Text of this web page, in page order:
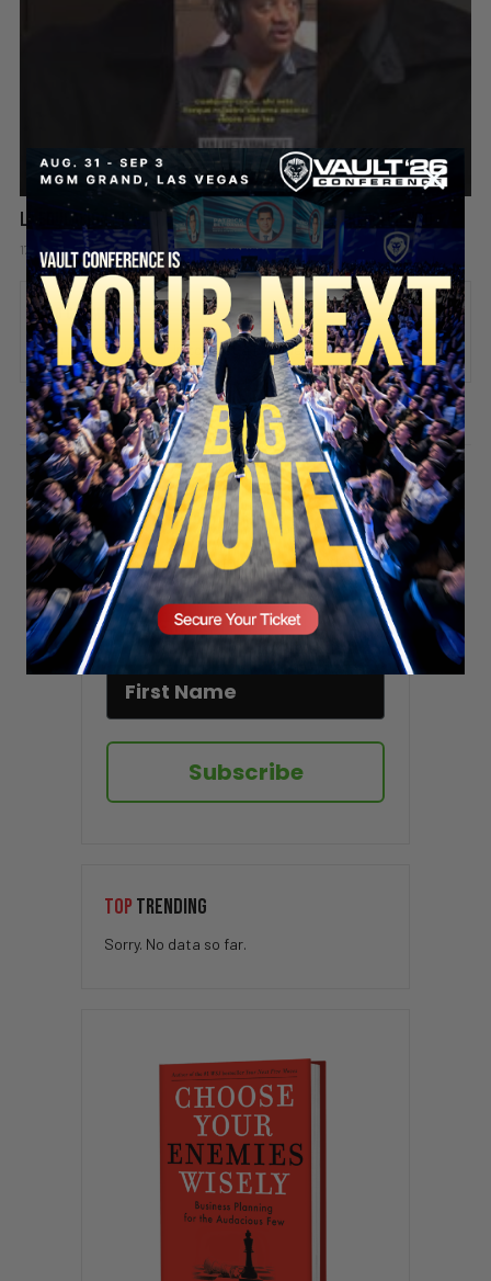
La Educación Tiene Un Problema Que Nadie Está Resolviendo
17 hours ago Add comment Valuetainment Media
ADD COMMENT
You must be logged into post a comment.
Stay updated!
Sign up here to receive VT's daily
newsletter in your email inbox.
Subscribe
TOP TRENDING
Sorry. No data so far.
SECURE YOUR SEAT